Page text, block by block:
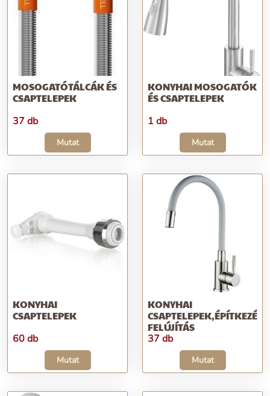
MOSOGATÓTÁLCÁK ÉS
CSAPTELEPEK
37 db
Mutat
KONYHAI MOSOGATÓK
ÉS CSAPTELEPEK
1 db
Mutat
KONYHAI
CSAPTELEPEK
60 db
Mutat
KONYHAI
CSAPTELEPEK,ÉPÍTKEZÉS;
FELÚJÍTÁS
37 db
Mutat